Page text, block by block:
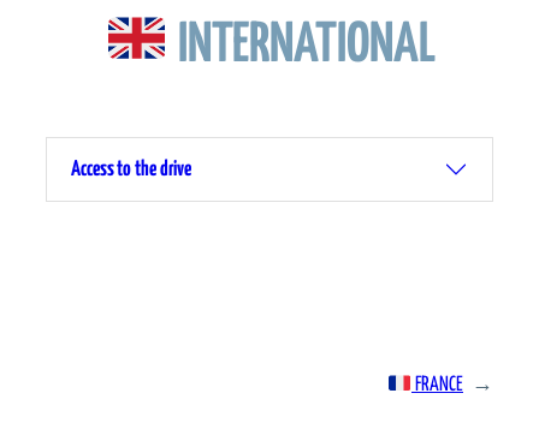
INTERNATIONAL
Access to the drive
FRANCE →